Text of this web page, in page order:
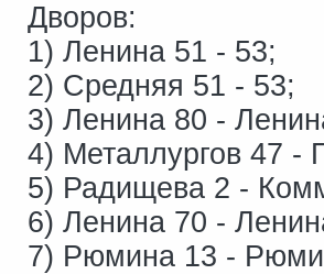
Дворов:
1) Ленина 51 - 53;
2) Средняя 51 - 53;
3) Ленина 80 -
4) Металлургов 47 -
5) Радищева 2 -
6) Ленина 70 -
7) Рюмина 13 -